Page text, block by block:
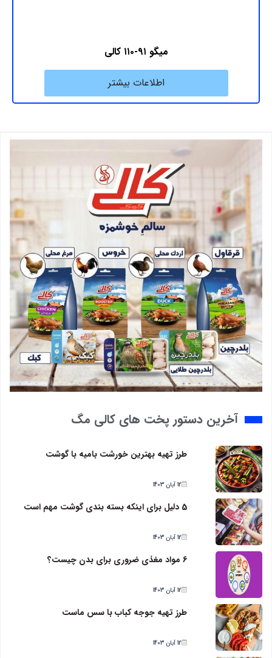
میگو ۹۱-۱۱۰ کالی
اطلاعات بیشتر
آخرین دستور پخت های کالی مگ
طرز تهیه بهترین خورشت بامیه با گوشت
12 آبان 1403
5 دلیل برای اینکه بسته بندی گوشت مهم است
12 آبان 1403
6 مواد مغذی ضروری برای بدن چیست؟
12 آبان 1403
طرز تهیه جوجه کباب با سس ماست
12 آبان 1403